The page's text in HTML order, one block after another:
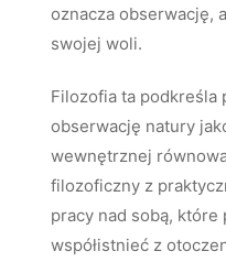
oznacza obserwację,
swojej woli.
Filozofia ta podkreśla
obserwację natury
wewnętrznej
filozoficzny z
pracy nad sobą, które
współistnieć z